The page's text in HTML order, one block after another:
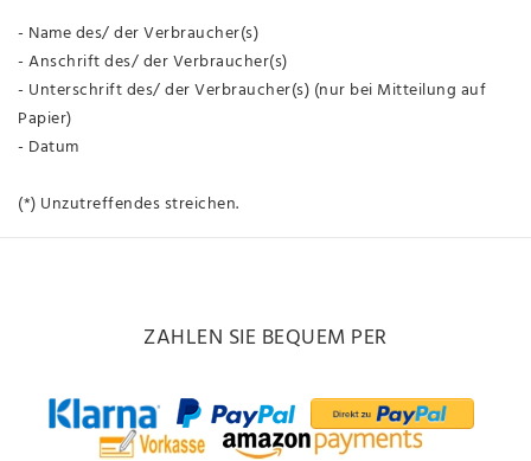
- Name des/ der Verbraucher(s)
- Anschrift des/ der Verbraucher(s)
- Unterschrift des/ der Verbraucher(s) (nur bei Mitteilung auf
Papier)
- Datum
(*) Unzutreffendes streichen.
ZAHLEN SIE BEQUEM PER